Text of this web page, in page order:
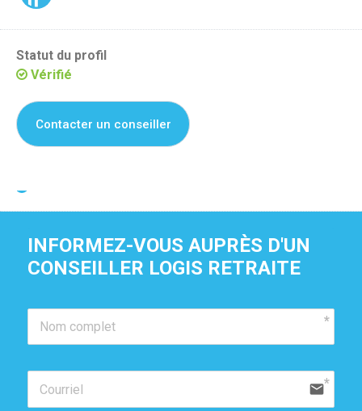
Statut du profil
Vérifié
Contacter un conseiller
INFORMEZ-VOUS AUPRÈS D'UN
CONSEILLER LOGIS RETRAITE
email